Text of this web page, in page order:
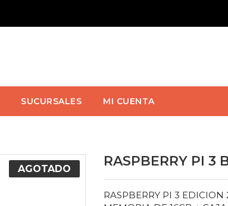
SUCURSALES MI CUENTA
AGOTADO RASPBERRY PI 3
RASPBERRY PI 3 EDICION